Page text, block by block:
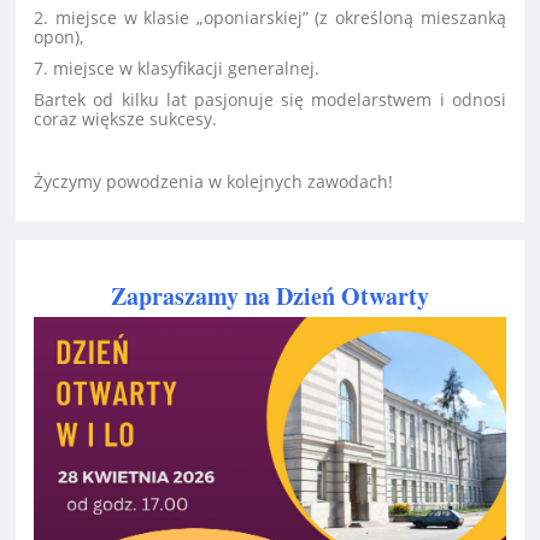
2. miejsce w klasie „oponiarskiej” (z określoną mieszanką
opon),
7. miejsce w klasyfikacji generalnej.
Bartek od kilku lat pasjonuje się modelarstwem i odnosi
coraz większe sukcesy.
Życzymy powodzenia w kolejnych zawodach!
Zapraszamy na Dzień Otwarty